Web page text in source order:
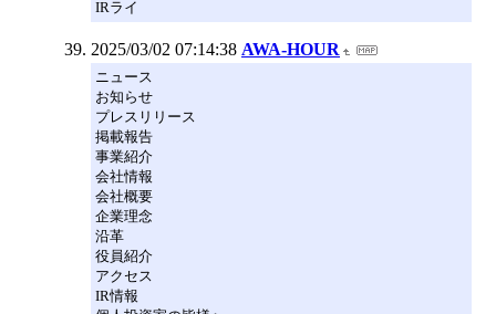
IRライ
2025/03/02 07:14:38 AWA-HOUR
ニュース
お知らせ
プレスリリース
掲載報告
事業紹介
会社情報
会社概要
企業理念
沿革
役員紹介
アクセス
IR情報